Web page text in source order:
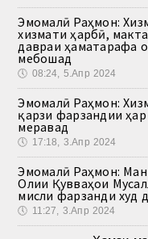
Эмомалӣ Раҳмон:
хизмати ҳарбӣ,
давраи ҳаматарафа
мебошад
🕔 08:24, 5.Апр 2024
Эмомалӣ Раҳмон:
қарзи фарзандии
меравад
🕔 17:18, 3.Апр 2024
Эмомалӣ Раҳмон:
Олии Қувваҳои
мисли фарзанди худ
🕔 11:27, 3.Апр 2024